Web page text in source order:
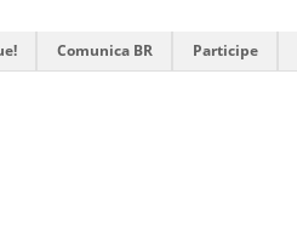
Comunica BR Participe